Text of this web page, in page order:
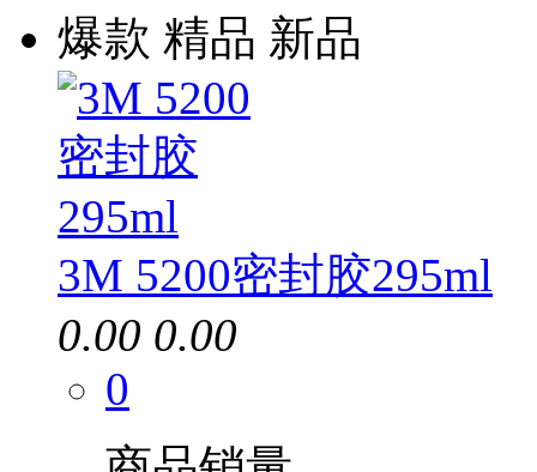
爆款 精品 新品
3M 5200密封胶295ml
0.00 0.00
0